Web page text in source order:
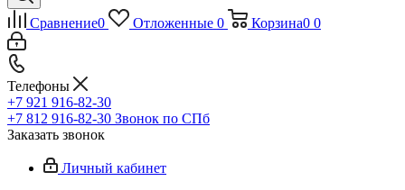
Сравнение0 Отложенные 0 Корзина0 0
Телефоны
+7 921 916-82-30
+7 812 916-82-30 Звонок по СПб
Заказать звонок
Личный кабинет